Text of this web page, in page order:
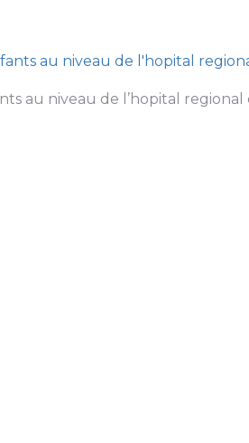
au niveau de l’hopital regional